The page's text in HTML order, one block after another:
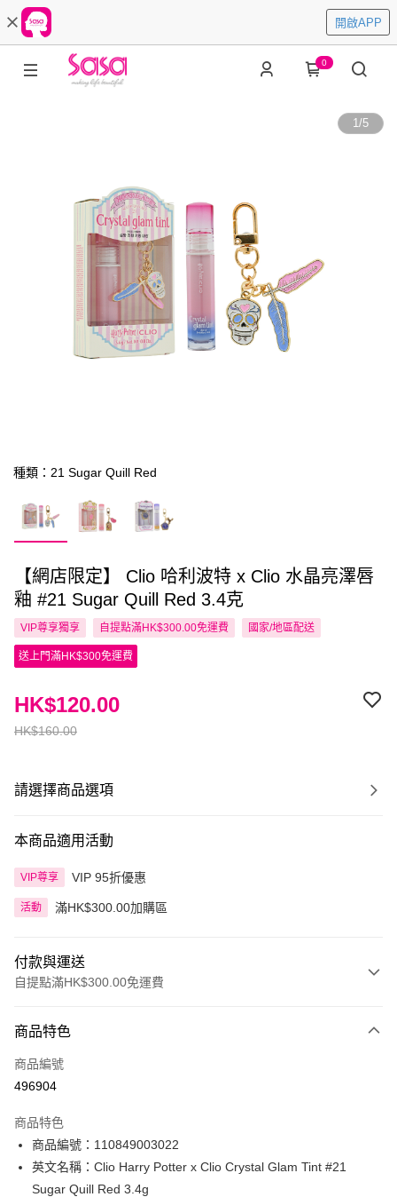
開啟APP
0
1/5
種類：21 Sugar Quill Red
【網店限定】 Clio 哈利波特 x Clio 水晶亮澤唇
釉 #21 Sugar Quill Red 3.4克
VIP尊享獨享 自提點滿HK$300.00免運費 國家/地區配送
送上門滿HK$300免運費
HK$160.00
HK$120.00
請選擇商品選項
本商品適用活動
VIP尊享 VIP 95折優惠
活動 滿HK$300.00加購區
付款與運送
自提點滿HK$300.00免運費
信用卡
Apple Pay
PayMe
WeChat Pay
商品特色
商品編號
496904
商品特色
商品編號：110849003022
英文名稱：Clio Harry Potter x Clio Crystal Glam Tint #21
Sugar Quill Red 3.4g